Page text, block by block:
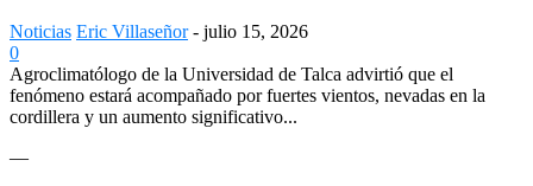
Noticias Eric Villaseñor - julio 15, 2026
0
Agroclimatólogo de la Universidad de Talca advirtió que el
fenómeno estará acompañado por fuertes vientos, nevadas en la
cordillera y un aumento significativo...
—